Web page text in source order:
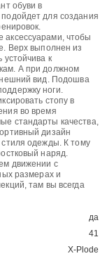
обуви в
для создания
аксессуарами, чтобы
Верх выполнен из
устойчива к
А при должном
вид. Подошва
ноги.
стопу в
во время
стандарты качества,
дизайн
стиля одежды. К тому
наряд.
движении с
размерах и
там вы всегда
да
41
X-Plode